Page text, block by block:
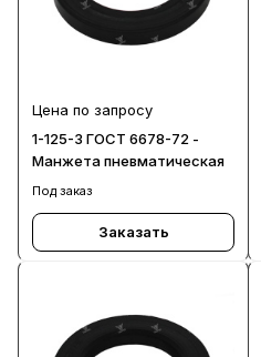
Цена по запросу
1-125-3 ГОСТ 6678-72 -
Манжета пневматическая
Под заказ
Заказать